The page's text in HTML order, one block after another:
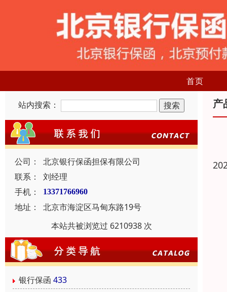
首页
站内搜索：
公司：
北京银行保函担保有限公司
联系：
刘经理
手机：
13371766960
地址：
北京市海淀区马甸东路19号
本站共被浏览过 6210938 次
银行保函 433
产